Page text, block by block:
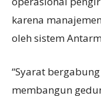
karena
oleh sistem
“Syarat
membangun